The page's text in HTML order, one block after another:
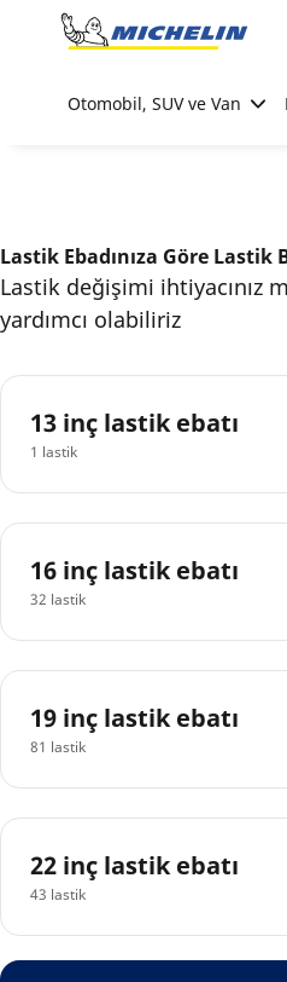
Go to page content
Otomobil, SUV ve Van
Lastik Ebadınıza Göre Lastik
Lastik değişimi ihtiyacınız
yardımcı olabiliriz
13 inç lastik ebatı
1 lastik
16 inç lastik ebatı
32 lastik
19 inç lastik ebatı
81 lastik
22 inç lastik ebatı
43 lastik